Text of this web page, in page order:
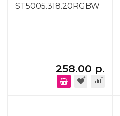
ST5005.318.20RGBW
258.00 р.